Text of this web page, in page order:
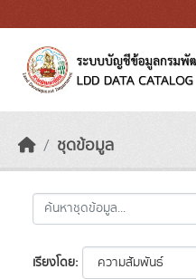
ชุดข้อมูล
เรียงโดย